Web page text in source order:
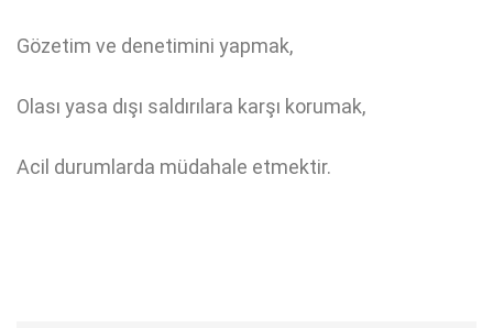
Gözetim ve denetimini yapmak,
Olası yasa dışı saldırılara karşı korumak,
Acil durumlarda müdahale etmektir.